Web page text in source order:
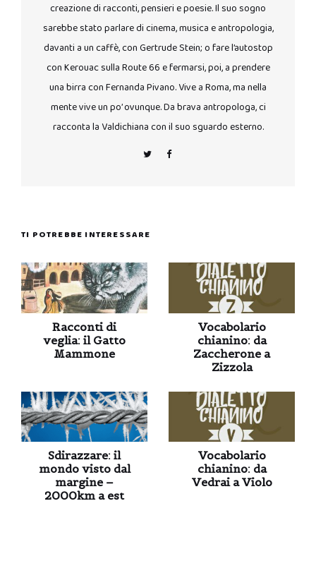
creazione di racconti, pensieri e poesie. Il suo sogno
sarebbe stato parlare di cinema, musica e antropologia,
davanti a un caffè, con Gertrude Stein; o fare l’autostop
con Kerouac sulla Route 66 e fermarsi, poi, a prendere
una birra con Fernanda Pivano. Vive a Roma, ma nella
mente vive un po’ ovunque. Da brava antropologa, ci
racconta la Valdichiana con il suo sguardo esterno.
TI POTREBBE INTERESSARE
Racconti di
veglia: il Gatto
Mammone
Vocabolario
chianino: da
Zaccherone a
Zizzola
Sdirazzare: il
mondo visto dal
margine –
2000km a est
Vocabolario
chianino: da
Vedrai a Violo